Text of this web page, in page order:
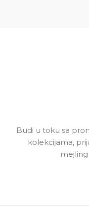
Budi u toku sa
kolekcijama,
mejling